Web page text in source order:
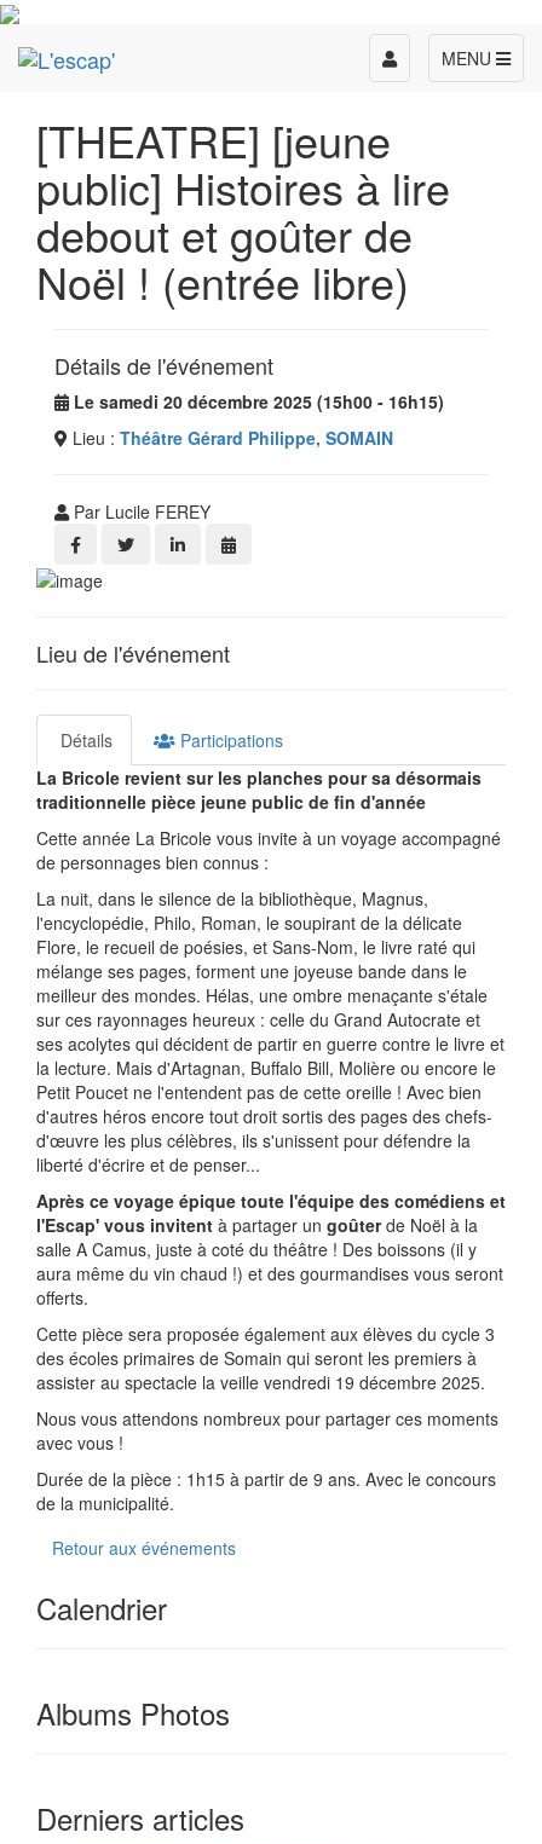
MENU
Toggle
navigation
[THEATRE] [jeune
public] Histoires à lire
debout et goûter de
Noël ! (entrée libre)
Détails de l'événement
Le samedi 20 décembre 2025 (15h00 - 16h15)
Lieu : Théâtre Gérard Philippe, SOMAIN
Par Lucile FEREY
Lieu de l'événement
Détails
Participations
La Bricole revient sur les planches pour sa désormais
traditionnelle pièce jeune public de fin d'année
Cette année La Bricole vous invite à un voyage accompagné
de personnages bien connus :
La nuit, dans le silence de la bibliothèque, Magnus,
l'encyclopédie, Philo, Roman, le soupirant de la délicate
Flore, le recueil de poésies, et Sans-Nom, le livre raté qui
mélange ses pages, forment une joyeuse bande dans le
meilleur des mondes. Hélas, une ombre menaçante s'étale
sur ces rayonnages heureux : celle du Grand Autocrate et
ses acolytes qui décident de partir en guerre contre le livre et
la lecture. Mais d'Artagnan, Buffalo Bill, Molière ou encore le
Petit Poucet ne l'entendent pas de cette oreille ! Avec bien
d'autres héros encore tout droit sortis des pages des chefs-
d'œuvre les plus célèbres, ils s'unissent pour défendre la
liberté d'écrire et de penser...
Après ce voyage épique toute l'équipe des comédiens et
l'Escap' vous invitent à partager un goûterde Noël à la
salle A Camus, juste à coté du théâtre ! Des boissons (il y
aura même du vin chaud !) et des gourmandises vous seront
offerts.
Cette pièce sera proposée également aux élèves du cycle 3
des écoles primaires de Somain qui seront les premiers à
assister au spectacle la veille vendredi 19 décembre 2025.
Nous vous attendons nombreux pour partager ces moments
avec vous !
Durée de la pièce : 1h15 à partir de 9 ans. Avec le concours
de la municipalité.
Retour aux événements
Calendrier
Albums Photos
Derniers articles